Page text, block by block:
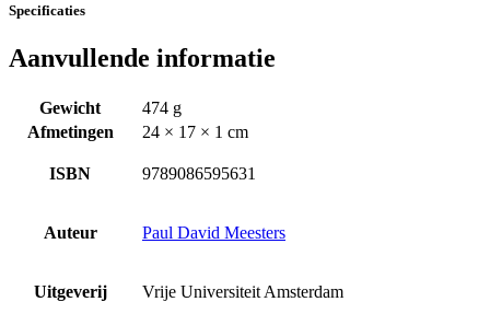
Specificaties
Aanvullende informatie
Gewicht
474 g
Afmetingen
24 × 17 × 1 cm
ISBN 9789086595631
Auteur Paul David Meesters
Uitgeverij Vrije Universiteit Amsterdam